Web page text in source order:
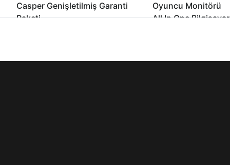
Casper Genişletilmiş Garanti
Paketi
Oyuncu Monitörü
All In One Bilgisayar